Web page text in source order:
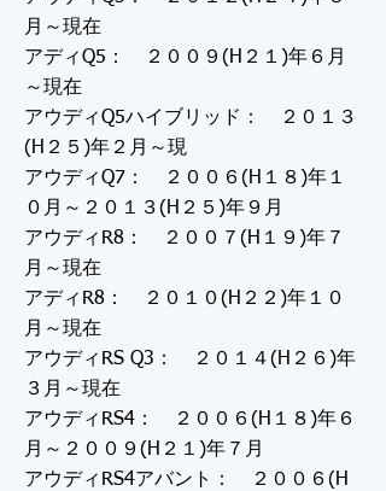
月～現在
アディQ5： ２００９(H２１)年６月
～現在
アウディQ5ハイブリッド： ２０１３
(H２５)年２月～現
アウディQ7： ２００６(H１８)年１
０月～２０１３(H２５)年９月
アウディR8： ２００７(H１９)年７
月～現在
アディR8： ２０１０(H２２)年１０
月～現在
アウディRS Q3： ２０１４(H２６)年
３月～現在
アウディRS4： ２００６(H１８)年６
月～２００９(H２１)年７月
アウディRS4アバント： ２００６(H